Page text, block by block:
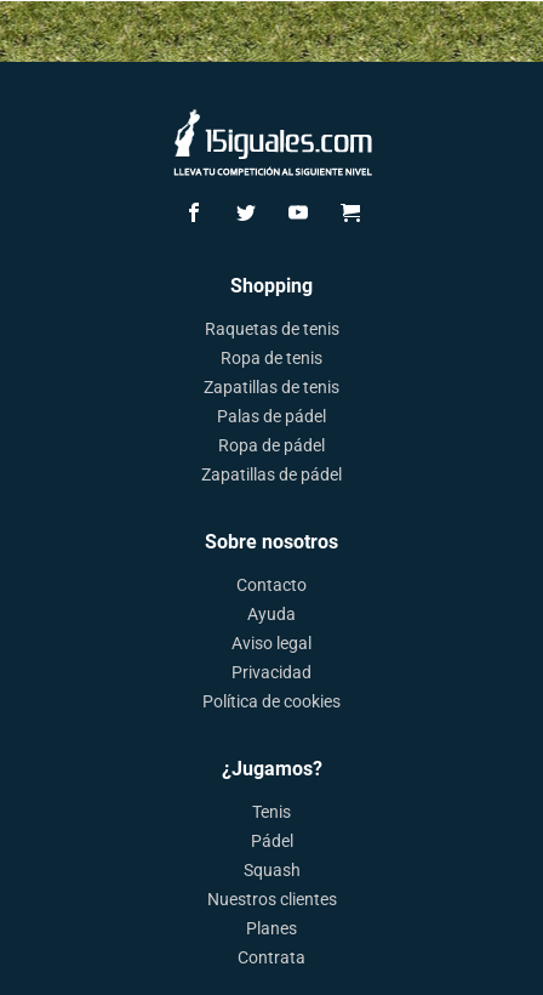
Shopping
Raquetas de tenis
Ropa de tenis
Zapatillas de tenis
Palas de pádel
Ropa de pádel
Zapatillas de pádel
Sobre nosotros
Contacto
Ayuda
Aviso legal
Privacidad
Política de cookies
¿Jugamos?
Tenis
Pádel
Squash
Nuestros clientes
Planes
Contrata